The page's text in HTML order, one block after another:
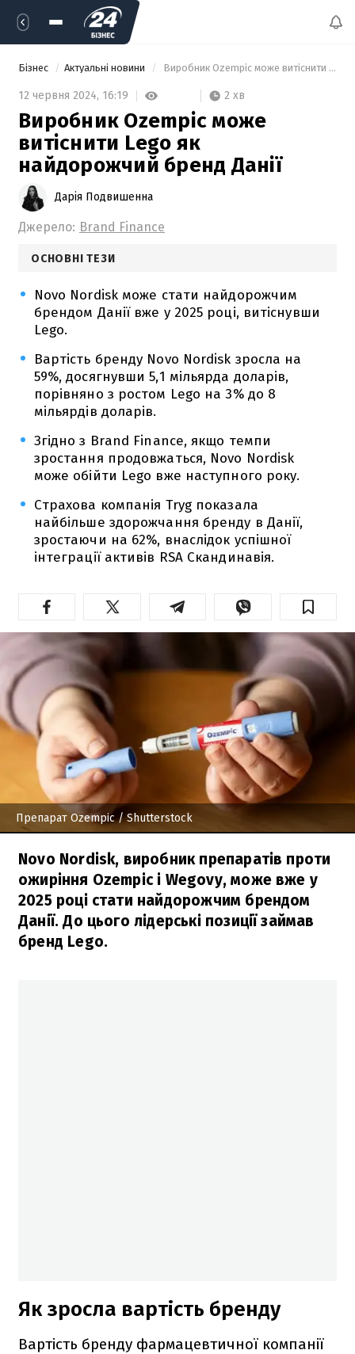
Бізнес Актуальні новини Виробник Ozempic може витіснити Lego як найдорожчий бренд Данії
12 червня 2024, 16:19 2 хв
Виробник Ozempic може
витіснити Lego як
найдорожчий бренд Данії
Дарія Подвишенна
Джерело: Brand Finance
ОСНОВНІ ТЕЗИ
Novo Nordisk може стати найдорожчим
брендом Данії вже у 2025 році, витіснувши
Lego.
Вартість бренду Novo Nordisk зросла на
59%, досягнувши 5,1 мільярда доларів,
порівняно з ростом Lego на 3% до 8
мільярдів доларів.
Згідно з Brand Finance, якщо темпи
зростання продовжаться, Novo Nordisk
може обійти Lego вже наступного року.
Страхова компанія Tryg показала
найбільше здорожчання бренду в Данії,
зростаючи на 62%, внаслідок успішної
інтеграції активів RSA Скандинавія.
Препарат Ozempic/ Shutterstock
Novo Nordisk, виробник препаратів проти
ожиріння Ozempic і Wegovy, може вже у
2025 році стати найдорожчим брендом
Данії. До цього лідерські позиції займав
бренд Lego.
Як зросла вартість бренду
Вартість бренду фармацевтичної компанії